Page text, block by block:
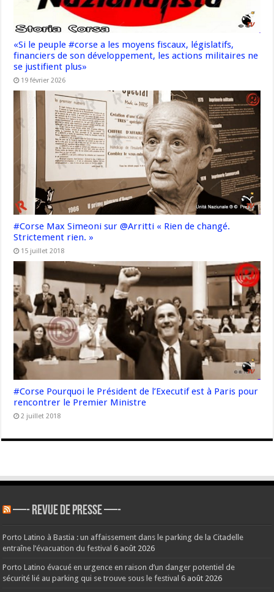
«Si le peuple #corse a les moyens fiscaux, législatifs,
financiers de son développement, les actions militaires ne
se justifient plus»
19 février 2026
#Corse Max Simeoni sur @Arritti « Rien de changé.
Strictement rien. »
15 juillet 2018
#Corse Pourquoi le Président de l’Executif est à Paris pour
rencontrer le Premier Ministre
2 juillet 2018
—- REVUE DE PRESSE —-
Porto Latino à Bastia : un affaissement dans le parking de la Citadelle
entraîne l’évacuation du festival 6 août 2026
Porto Latino évacué en urgence en raison d’un danger potentiel de
sécurité lié au parking qui se trouve sous le festival 6 août 2026